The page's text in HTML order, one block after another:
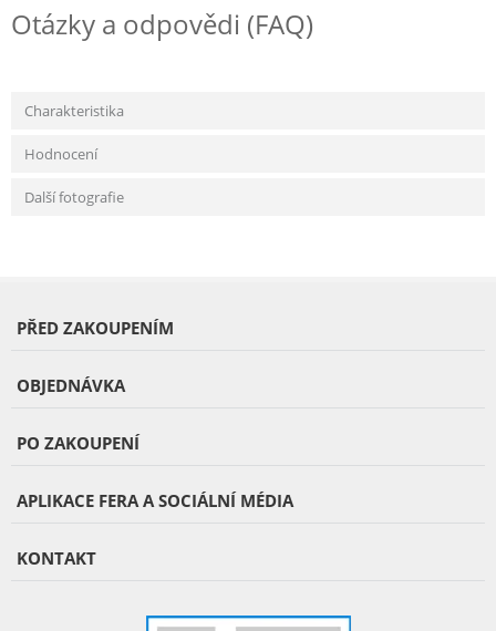
Otázky a odpovědi (FAQ)
Charakteristika
Hodnocení
Další fotografie
PŘED ZAKOUPENÍM
OBJEDNÁVKA
PO ZAKOUPENÍ
APLIKACE FERA A SOCIÁLNÍ MÉDIA
KONTAKT